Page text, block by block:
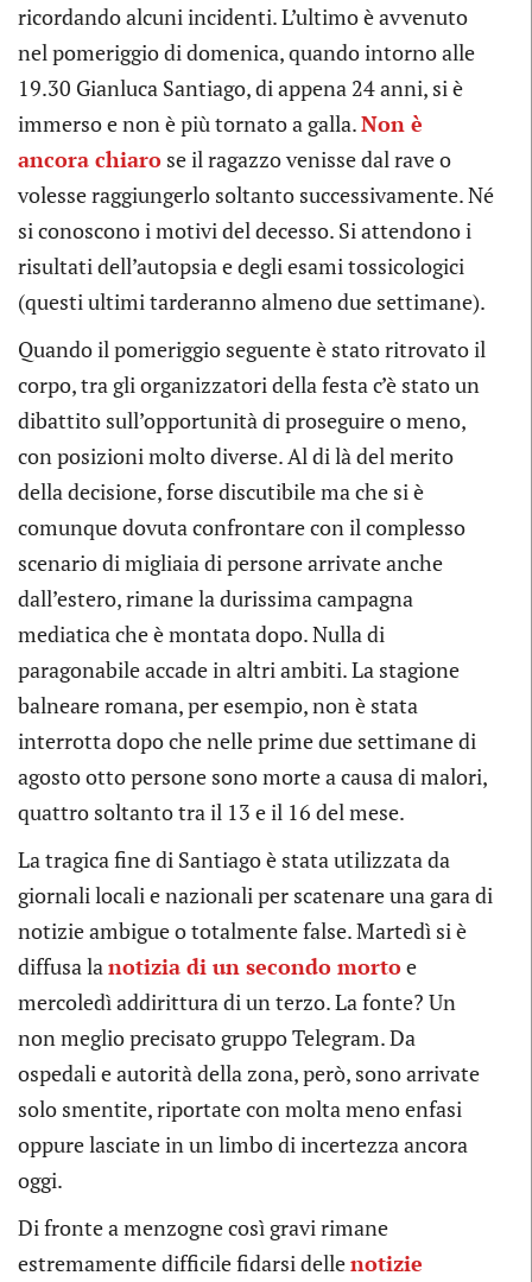
ricordando alcuni incidenti. L’ultimo è avvenuto
nel pomeriggio di domenica, quando intorno alle
19.30 Gianluca Santiago, di appena 24 anni, si è
immerso e non è più tornato a galla.Non è
ancora chiaro se il ragazzo venisse dal rave o
volesse raggiungerlo soltanto successivamente. Né
si conoscono i motivi del decesso. Si attendono i
risultati dell’autopsia e degli esami tossicologici
(questi ultimi tarderanno almeno due settimane).
Quando il pomeriggio seguente è stato ritrovato il
corpo, tra gli organizzatori della festa c’è stato un
dibattito sull’opportunità di proseguire o meno,
con posizioni molto diverse. Al di là del merito
della decisione, forse discutibile ma che si è
comunque dovuta confrontare con il complesso
scenario di migliaia di persone arrivate anche
dall’estero, rimane la durissima campagna
mediatica che è montata dopo. Nulla di
paragonabile accade in altri ambiti. La stagione
balneare romana, per esempio, non è stata
interrotta dopo che nelle prime due settimane di
agosto otto persone sono morte a causa di malori,
quattro soltanto tra il 13 e il 16 del mese.
La tragica fine di Santiago è stata utilizzata da
giornali locali e nazionali per scatenare una gara di
notizie ambigue o totalmente false. Martedì si è
diffusa lanotizia di un secondo mortoe
mercoledì addirittura di un terzo. La fonte? Un
non meglio precisato gruppo Telegram. Da
ospedali e autorità della zona, però, sono arrivate
solo smentite, riportate con molta meno enfasi
oppure lasciate in un limbo di incertezza ancora
oggi.
Di fronte a menzogne così gravi rimane
estremamente difficile fidarsi dellenotizie